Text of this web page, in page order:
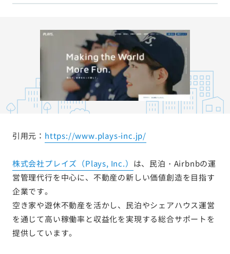
引用元： https://www.plays-inc.jp/
株式会社プレイズ（Plays, Inc.） は、民泊・Airbnbの運
営管理代行を中心に、不動産の新しい価値創造を目指す
企業です。
空き家や遊休不動産を活かし、民泊やシェアハウス運営
を通じて高い稼働率と収益化を実現する総合サポートを
提供しています。